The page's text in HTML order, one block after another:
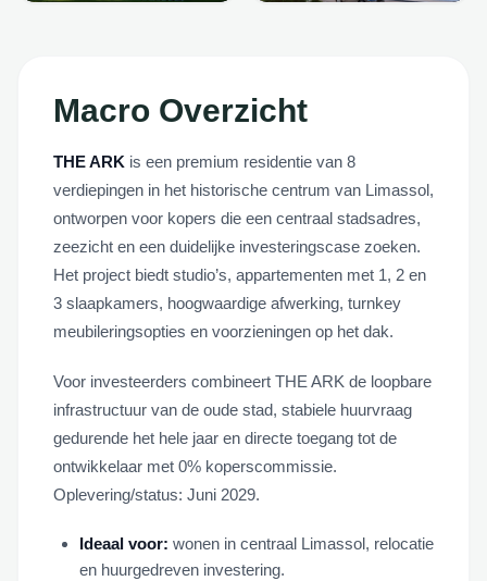
Macro Overzicht
THE ARK is een premium residentie van 8
verdiepingen in het historische centrum van Limassol,
ontworpen voor kopers die een centraal stadsadres,
zeezicht en een duidelijke investeringscase zoeken.
Het project biedt studio’s, appartementen met 1, 2 en
3 slaapkamers, hoogwaardige afwerking, turnkey
meubileringsopties en voorzieningen op het dak.
Voor investeerders combineert THE ARK de loopbare
infrastructuur van de oude stad, stabiele huurvraag
gedurende het hele jaar en directe toegang tot de
ontwikkelaar met 0% koperscommissie.
Oplevering/status: Juni 2029.
Ideaal voor: wonen in centraal Limassol, relocatie
en huurgedreven investering.